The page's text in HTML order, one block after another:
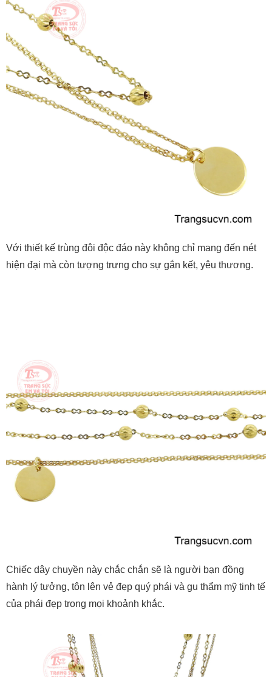
Với thiết kế trùng đôi độc đáo này không chỉ mang đến nét
hiện đại mà còn tượng trưng cho sự gắn kết, yêu thương.
Chiếc dây chuyền này chắc chắn sẽ là người bạn đồng
hành lý tưởng, tôn lên vẻ đẹp quý phái và gu thẩm mỹ tinh tế
của phái đẹp trong mọi khoảnh khắc.